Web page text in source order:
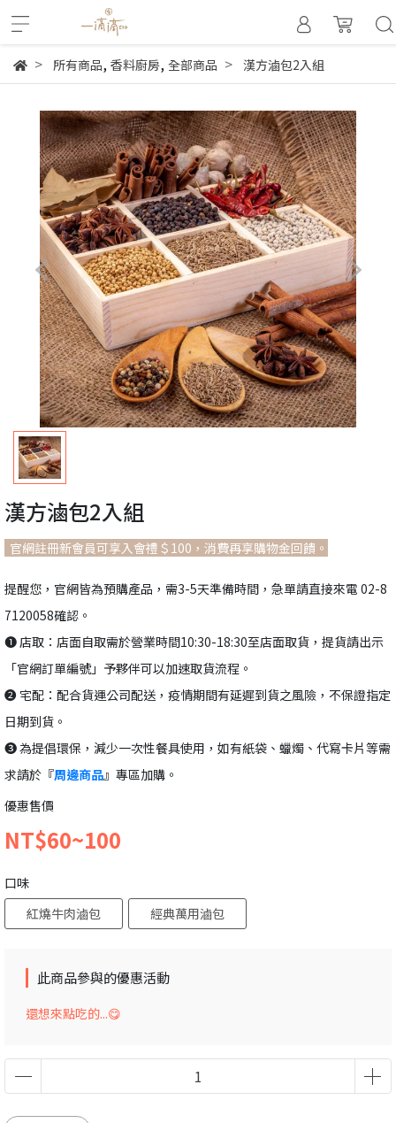
所有商品, 香料廚房, 全部商品 漢方滷包2入組
漢方滷包2入組
官網註冊新會員可享入會禮＄100，消費再享購物金回饋。
提醒您，官網皆為預購產品，需3-5天準備時間，急單請直接來電 02-8
7120058確認。
❶ 店取：店面自取需於營業時間10:30-18:30至店面取貨，提貨請出示
「官網訂單編號」予夥伴可以加速取貨流程。
❷ 宅配：配合貨運公司配送，疫情期間有延遲到貨之風險，不保證指定
日期到貨。
❸ 為提倡環保，減少一次性餐具使用，如有紙袋、蠟燭、代寫卡片等需
求請於『周邊商品』專區加購。
優惠售價
NT$60~100
口味
紅燒牛肉滷包
經典萬用滷包
此商品參與的優惠活動
還想來點吃的...😋